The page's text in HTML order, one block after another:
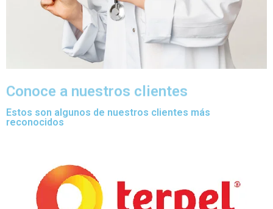
Conoce a nuestros clientes
Estos son algunos de nuestros clientes más
reconocidos